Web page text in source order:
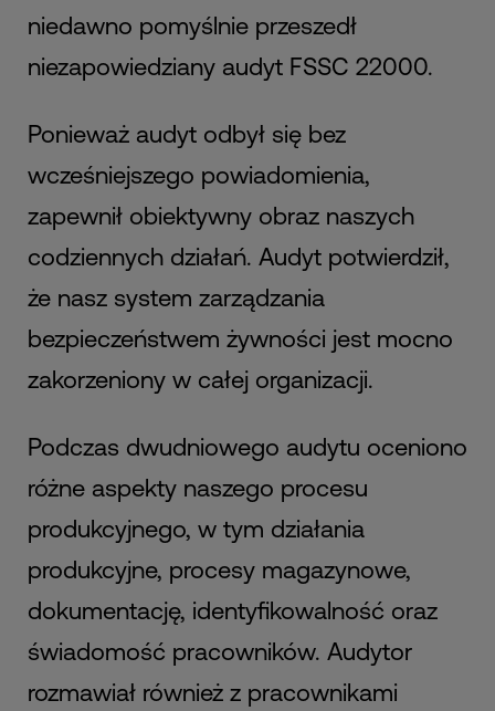
niedawno pomyślnie przeszedł
niezapowiedziany audyt FSSC 22000.
Ponieważ audyt odbył się bez
wcześniejszego powiadomienia,
zapewnił obiektywny obraz naszych
codziennych działań. Audyt potwierdził,
że nasz system zarządzania
bezpieczeństwem żywności jest mocno
zakorzeniony w całej organizacji.
Podczas dwudniowego audytu oceniono
różne aspekty naszego procesu
produkcyjnego, w tym działania
produkcyjne, procesy magazynowe,
dokumentację, identyfikowalność oraz
świadomość pracowników. Audytor
rozmawiał również z pracownikami